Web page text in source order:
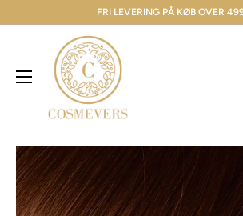
FRI LEVERING PÅ KØB OVER